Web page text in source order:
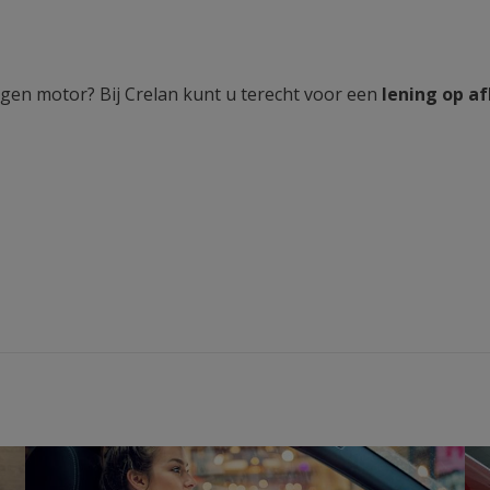
motor? Bij Crelan kunt u terecht voor een lening op